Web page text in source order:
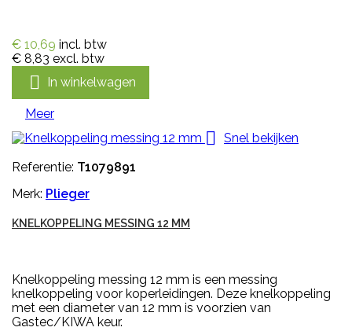
€ 10,69 incl. btw
€ 8,83 excl. btw
 In winkelwagen
Meer

Snel bekijken
Referentie: T1079891
Merk: Plieger
KNELKOPPELING MESSING 12 MM
Knelkoppeling messing 12 mm is een messing
knelkoppeling voor koperleidingen. Deze knelkoppeling
met een diameter van 12 mm is voorzien van
Gastec/KIWA keur.